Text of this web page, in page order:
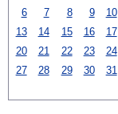
6
7 8 9 10
13
14 15 16 17
20
21 22 23 24
27
28 29 30 31